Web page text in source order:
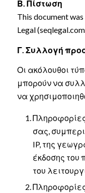
Β. Πίστωση
This document
Legal
Γ. Συλλογή
Οι ακόλουθοι
μπορούν να
να
σας,
IP, της
έκδοσης του
του